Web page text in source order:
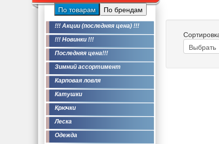
По товарам По брендам
!!! Акции (последняя цена) !!!
!!! Новинки !!!
Последняя цена!!!
Зимний ассортимент
Карповая ловля
Катушки
Крючки
Леска
Одежда